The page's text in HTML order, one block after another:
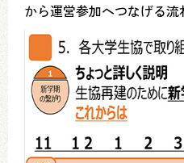
から運営参加へつなげる流